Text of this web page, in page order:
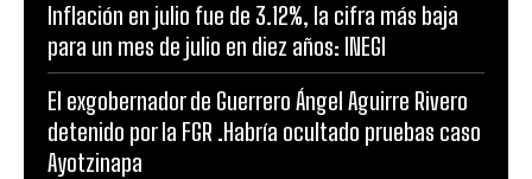
Inflación en julio fue de 3.12%, la cifra más baja
para un mes de julio en diez años: INEGI
El exgobernador de Guerrero Ángel Aguirre Rivero
detenido por la FGR .Habría ocultado pruebas caso
Ayotzinapa